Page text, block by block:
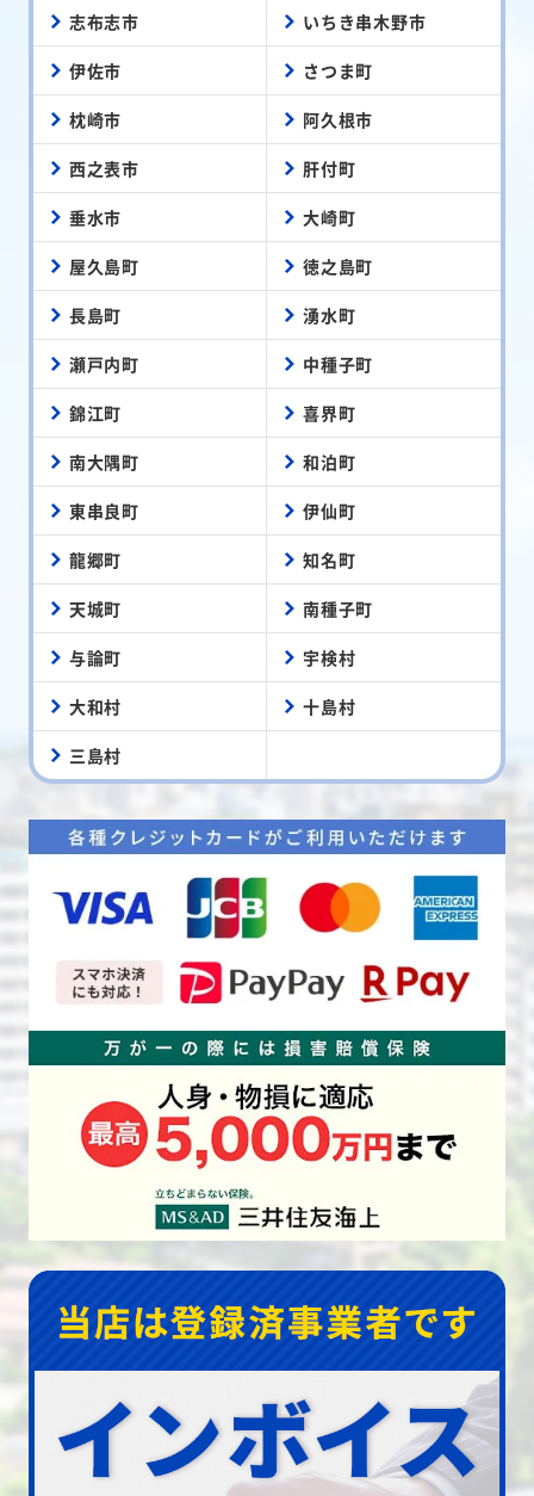
志布志市 いちき串木野市
伊佐市 さつま町
枕崎市 阿久根市
西之表市 肝付町
垂水市 大崎町
屋久島町 徳之島町
長島町 湧水町
瀬戸内町 中種子町
錦江町 喜界町
南大隅町 和泊町
東串良町 伊仙町
龍郷町 知名町
天城町 南種子町
与論町 宇検村
大和村 十島村
三島村